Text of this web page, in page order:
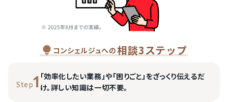
コンシェルジュへの相談3ステップ
Step1 「効率化したい業務」や「困りごと」をざっくり伝えるだ
け。詳しい知識は一切不要。